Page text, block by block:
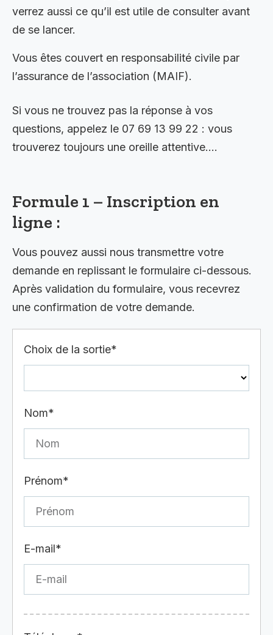
verrez aussi ce qu’il est utile de consulter avant
de se lancer.
Vous êtes couvert en responsabilité civile par
l’assurance de l’association (MAIF).
Si vous ne trouvez pas la réponse à vos
questions, appelez le 07 69 13 99 22 : vous
trouverez toujours une oreille attentive….
Formule 1 – Inscription en
ligne :
Vous pouvez aussi nous transmettre votre
demande en replissant le formulaire ci-dessous.
Après validation du formulaire, vous recevrez
une confirmation de votre demande.
Choix de la sortie*
Nom*
Prénom*
E-mail*